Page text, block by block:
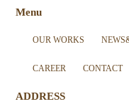
Menu
OUR WORKS
CAREER CONTACT
ADDRESS